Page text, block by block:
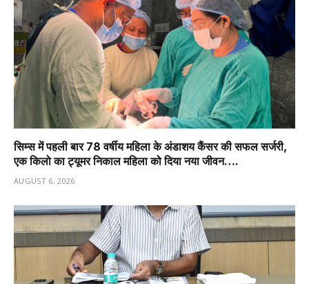
सिम्स में पहली बार 78 वर्षीय महिला के अंडाशय कैंसर की सफल सर्जरी,
एक किलो का ट्यूमर निकाल महिला को दिया नया जीवन….
AUGUST 6, 2026